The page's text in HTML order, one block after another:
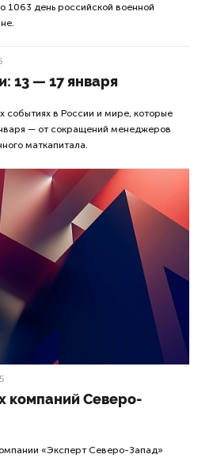
1063 день российской военной
13 — 17 января
событиях в России и мире, которые
— от сокращений менеджеров
маткапитала.